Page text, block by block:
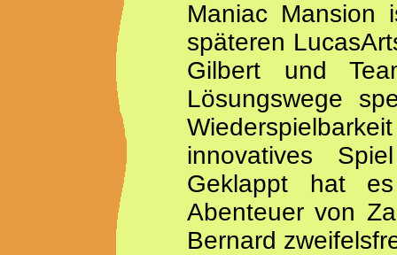
Maniac Mansion
späteren
Gilbert und
Lösungswege
innovatives
Geklappt hat
Abenteuer von
Bernard